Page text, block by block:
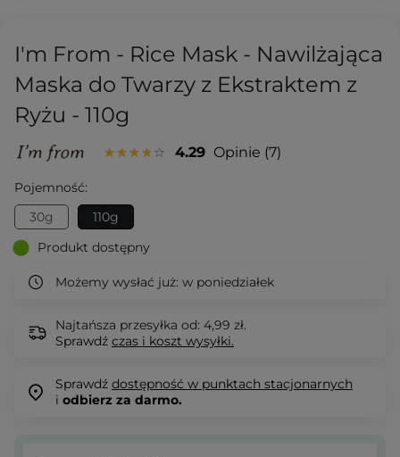
I'm From - Rice Mask - Nawilżająca
Maska do Twarzy z Ekstraktem z
Ryżu - 110g
4.29 Opinie 7
Pojemność:
30g
110g
Produkt dostępny
Możemy wysłać już: w poniedziałek
Najtańsza przesyłka od: 4,99 zł.
Sprawdź czas i koszt wysyłki.
Sprawdź dostępność w punktach stacjonarnych
i odbierz za darmo.